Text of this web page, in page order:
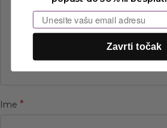
Ime *
Email
Zavrti točak